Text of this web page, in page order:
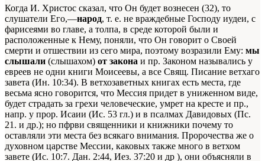
Когда И. Христос сказал, что Он будет вознесен (32), то
слушатели Его,—народ, т. е. не враждебные Господу иудеи, с
фарисеями во главе, а толпа, в среде которой были и
расположенные к Нему, поняли, что Он говорит о Своей
смерти и отшествии из сего мира, поэтому возразили Ему: мы
слышали (слышахом) от закона и пр. Законом назывались у
евреев не одни книги Моисеевы, а все Свящ. Писание ветхаго
завета (Ин. 10:34). В ветхозаветных книгах есть места, где
весьма ясно говорится, что Мессия придет в униженном виде,
будет страдать за грехи человеческие, умрет на кресте и пр.,
напр. у прор. Исаии (Ис. 53 гл.) и в псалмах Давидовых (Пс.
21. и др.); но пфрви священники и книжники почему то
оставляли эти места без всякаго внимания. Пророчества же о
духовном царстве Мессии, каковых также много в ветхом
завете (Ис. 10:7. Дан. 2:44, Иез. 37:20 и др ), они объясняли в